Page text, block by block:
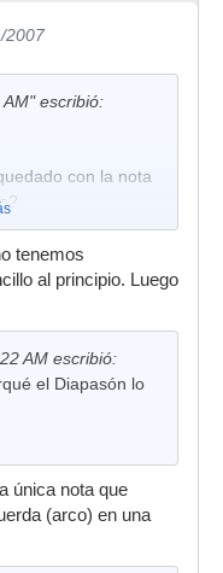
2007
escribió:
con la nota
tenemos
al principio. Luego
AM escribió:
el Diapasón lo
única nota que
(arco) en una